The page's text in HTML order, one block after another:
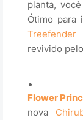
planta,
Ótimo para
Treefender
revivido
Flower
nova